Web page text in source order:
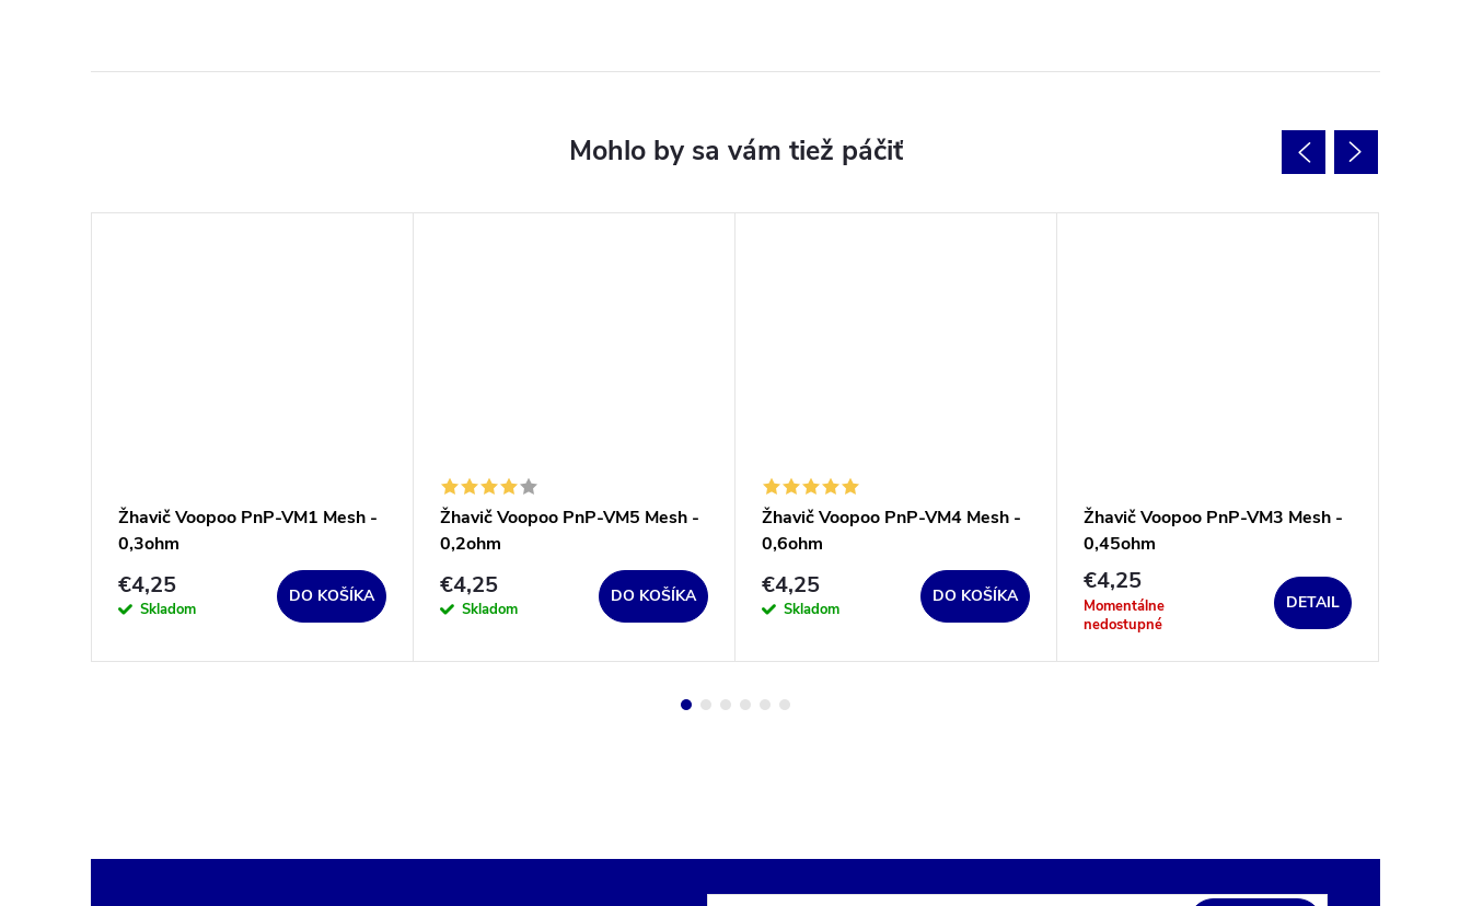
Žhavič Voopoo PnP-VM1 Mesh -
0,3ohm
€4,25
Skladom
DO KOŠÍKA
Žhavič Voopoo PnP-VM5 Mesh -
0,2ohm
€4,25
Skladom
DO KOŠÍKA
Žhavič Voopoo PnP-VM4 Mesh -
0,6ohm
€4,25
Skladom
DO KOŠÍKA
Žhavič Voopoo PnP-VM3 Mesh -
0,45ohm
€4,25
Momentálne
nedostupné
DETAIL